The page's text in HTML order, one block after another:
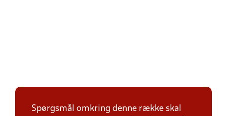
Spørgsmål omkring denne række skal